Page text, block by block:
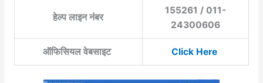
हेल्प लाइन नंबर
155261 / 011-
24300606
ऑफिसियल वेबसाइट Click Here